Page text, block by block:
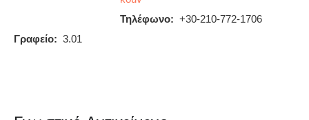
Τηλέφωνο: +30-210-772-1706
Γραφείο: 3.01